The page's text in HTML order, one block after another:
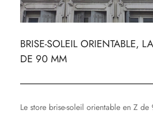
BRISE-SOLEIL ORIENTABLE,
DE 90 MM
Le store brise-soleil orientable en Z de